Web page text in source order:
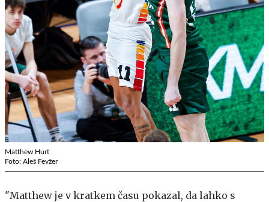
Matthew Hurt
Foto: Aleš Fevžer
"Matthew je v kratkem času pokazal, da lahko s